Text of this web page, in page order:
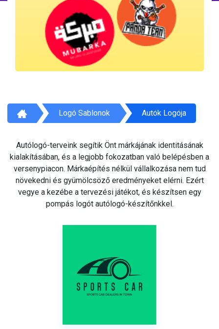
Logó Sablonok Autók Logója
Autólogó-terveink segítik Önt márkájának identitásának
kialakításában, és a legjobb fokozatban való belépésben a
versenypiacon. Márkaépítés nélkül vállalkozása nem tud
növekedni és gyümölcsöző eredményeket elérni. Ezért
vegye a kezébe a tervezési játékot, és készítsen egy
pompás logót autólogó-készítőnkkel.